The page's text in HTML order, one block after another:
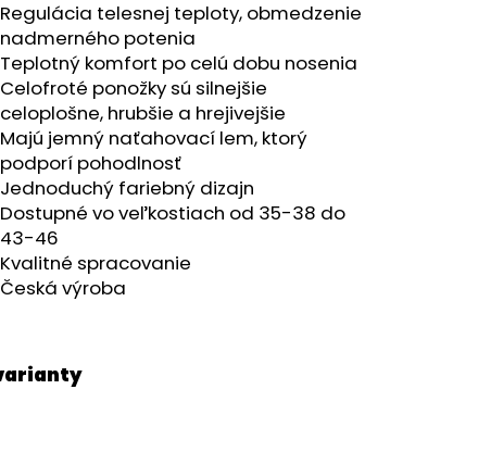
Regulácia telesnej teploty, obmedzenie
nadmerného potenia
Teplotný komfort po celú dobu nosenia
Celofroté ponožky sú silnejšie
celoplošne, hrubšie a hrejivejšie
Majú jemný naťahovací lem, ktorý
podporí pohodlnosť
Jednoduchý fariebný dizajn
Dostupné vo veľkostiach od 35-38 do
43-46
Kvalitné spracovanie
Česká výroba